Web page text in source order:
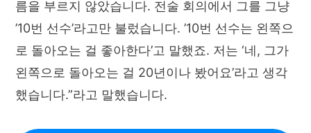
름을 부르지 않았습니다. 전술 회의에서 그를 그냥
’10번 선수’라고만 불렀습니다. ’10번 선수는 왼쪽으
로 돌아오는 걸 좋아한다’고 말했죠. 저는 ‘네, 그가
왼쪽으로 돌아오는 걸 20년이나 봤어요’라고 생각
했습니다.”라고 말했습니다.